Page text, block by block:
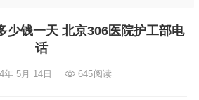
少钱一天 北京306医院护工部电
话
年 5月 14日 645阅读